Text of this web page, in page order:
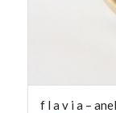
f l a v i a –